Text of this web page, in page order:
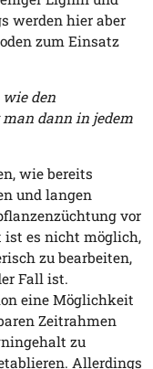
werden hier aber
zum Einsatz
wie den
dann in jedem
wie bereits
und langen
vor
ist es nicht möglich,
zu bearbeiten,
Fall ist.
eine Möglichkeit
Zeitrahmen
zu
Allerdings